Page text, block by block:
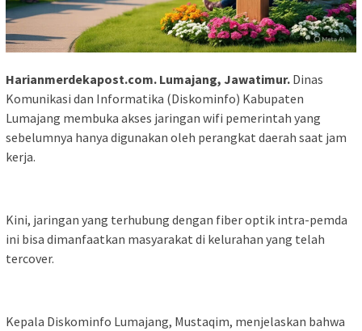
Harianmerdekapost.com. Lumajang, Jawatimur. Dinas
Komunikasi dan Informatika (Diskominfo) Kabupaten
Lumajang membuka akses jaringan wifi pemerintah yang
sebelumnya hanya digunakan oleh perangkat daerah saat jam
kerja.
Kini, jaringan yang terhubung dengan fiber optik intra-pemda
ini bisa dimanfaatkan masyarakat di kelurahan yang telah
tercover.
Kepala Diskominfo Lumajang, Mustaqim, menjelaskan bahwa